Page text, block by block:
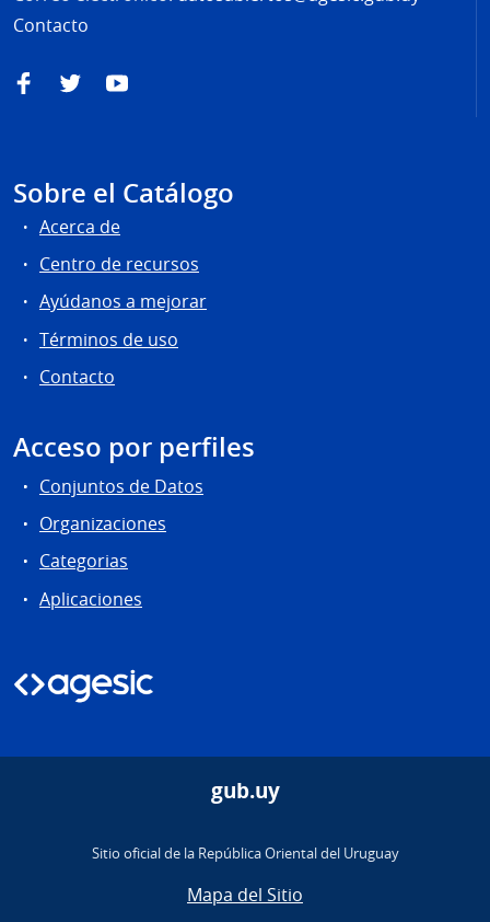
Contacto
FacebookTwitterYouTube
Sobre el Catálogo
Acerca de
Centro de recursos
Ayúdanos a mejorar
Términos de uso
Contacto
Acceso por perfiles
Conjuntos de Datos
Organizaciones
Categorias
Aplicaciones
gub.uy
Sitio oficial de la República Oriental del Uruguay
Mapa del Sitio